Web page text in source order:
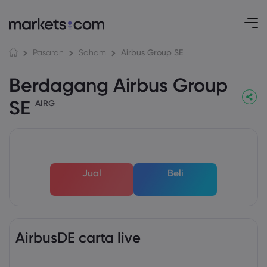
Pasaran Saham Airbus Group SE
Berdagang Airbus Group
SE AIRG
Jual Beli
AirbusDE carta live